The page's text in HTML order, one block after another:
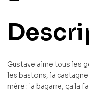
Gustave aime tous les
les bastons, la castagne
mère : la bagarre, ça la